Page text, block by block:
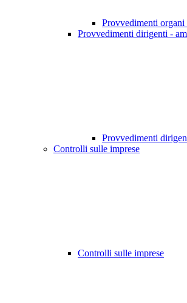
Provvedimenti
Provvedimenti dirigenti -
Provvedimenti
Controlli sulle imprese
Controlli sulle imprese